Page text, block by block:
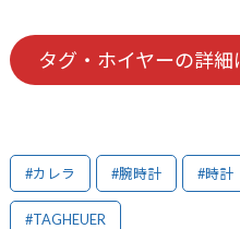
タグ・ホイヤーの詳細
#カレラ #腕時計 #時計
#TAGHEUER